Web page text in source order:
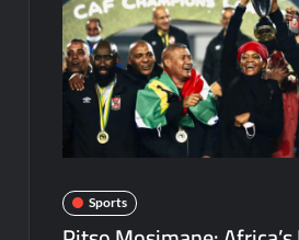
Sports